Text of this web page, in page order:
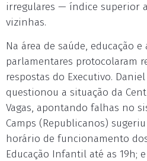
irregulares — índice superior
vizinhas.
Na área de saúde, educação e
parlamentares protocolaram
respostas do Executivo.
questionou a situação da
Vagas, apontando falhas no
Camps (Republicanos)
horário de funcionamento
Educação Infantil até as 19h;